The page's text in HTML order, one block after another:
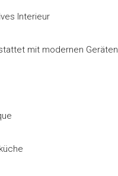
Interieur
mit modernen Geräten